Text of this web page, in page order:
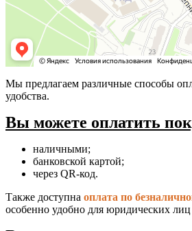
Мы предлагаем различные способы
удобства.
Вы можете оплатить
наличными;
банковской картой;
через QR-код.
Также доступна оплата по
особенно удобно для юридических